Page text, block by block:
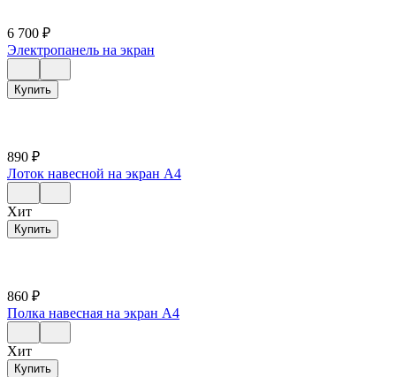
6 700 ₽
Электропанель на экран
Купить
890 ₽
Лоток навесной на экран А4
Хит
Купить
860 ₽
Полка навесная на экран А4
Хит
Купить